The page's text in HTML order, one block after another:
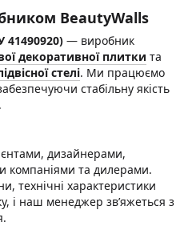
BeautyWalls
— виробник
декоративної плитки та
стелі. Ми працюємо
стабільну якість
дизайнерами,
компаніями та дилерами.
технічні характеристики
і наш менеджер зв’яжеться з